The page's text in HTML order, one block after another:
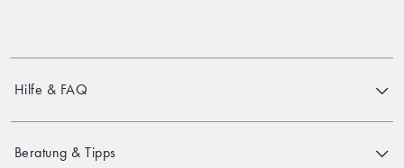
Hilfe & FAQ
Beratung & Tipps